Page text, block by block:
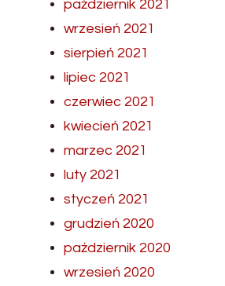
październik 2021
wrzesień 2021
sierpień 2021
lipiec 2021
czerwiec 2021
kwiecień 2021
marzec 2021
luty 2021
styczeń 2021
grudzień 2020
październik 2020
wrzesień 2020